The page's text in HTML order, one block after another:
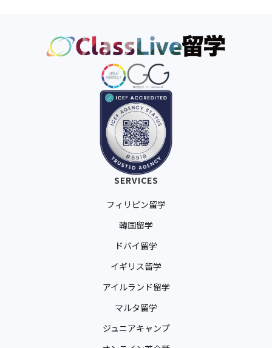
SERVICES
フィリピン留学
韓国留学
ドバイ留学
イギリス留学
アイルランド留学
マルタ留学
ジュニアキャンプ